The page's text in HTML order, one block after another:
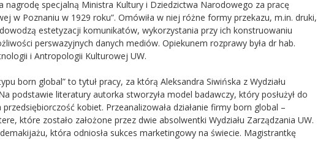
nagrodę specjalną Ministra Kultury i Dziedzictwa Narodowego za pracę
w Poznaniu w 1929 roku”. Omówiła w niej różne formy przekazu, m.in. druki,
estetyzacji komunikatów, wykorzystania przy ich konstruowaniu
perswazyjnych danych mediów. Opiekunem rozprawy była dr hab.
i Antropologii Kulturowej UW.
born global” to tytuł pracy, za którą Aleksandra Siwińska z Wydziału
podstawie literatury autorka stworzyła model badawczy, który posłużył do
kobiet. Przeanalizowała działanie firmy born global –
które zostało założone przez dwie absolwentki Wydziału Zarządzania UW.
która odniosła sukces marketingowy na świecie. Magistrantkę